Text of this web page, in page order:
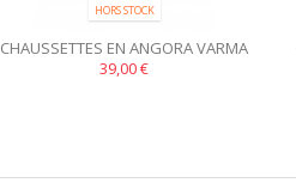
HORS STOCK
CHAUSSETTES EN ANGORA VARMA
ROUGE
39,00 €